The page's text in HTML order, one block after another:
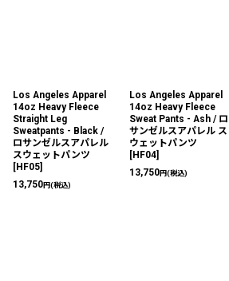
Los Angeles Apparel
14oz Heavy Fleece
Straight Leg
Sweatpants - Black /
ロサンゼルスアパレル
スウェットパンツ
[HF05]
13,750円(税込)
Los Angeles Apparel
14oz Heavy Fleece
Sweat Pants - Ash / ロ
サンゼルスアパレル ス
ウェットパンツ
[HF04]
13,750円(税込)